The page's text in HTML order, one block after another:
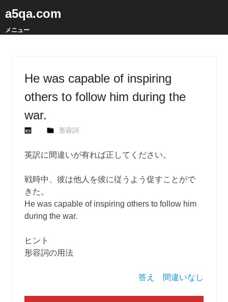
a5qa.com
メニュー
He was capable of inspiring
others to follow him during the
war.
形容詞
英訳に間違いが有れば正してください。
戦時中、彼は他人を彼に従うよう促すことがで
きた。
He was capable of inspiring others to follow him
during the war.
ヒント
形容詞の用法
答え 間違いなし